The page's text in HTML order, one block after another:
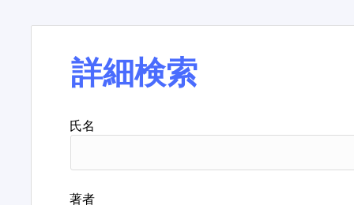
詳細検索
氏名
著者